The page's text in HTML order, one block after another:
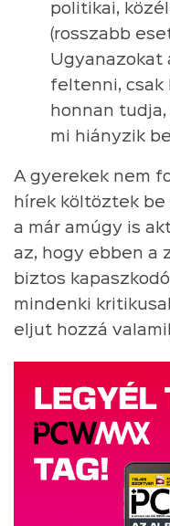
politikai,
(rosszabb
Ugyanazokat
feltenni, csak
honnan
mi hiányzik
A gyerekek nem
hírek költöztek be
a már amúgy is
az, hogy ebben a
biztos
mindenki
eljut hozzá